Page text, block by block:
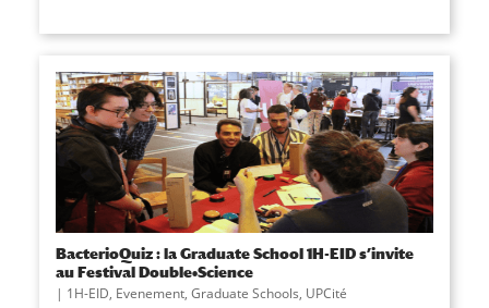
BacterioQuiz : la Graduate School 1H-EID s’invite
au Festival Double•Science
1H-EID, Evenement, Graduate Schools, UPCité